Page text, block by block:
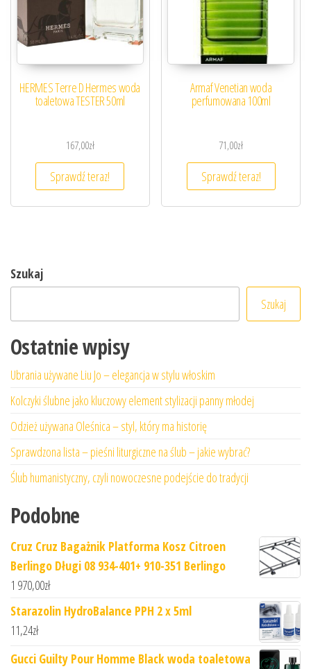
HERMES Terre D Hermes woda
toaletowa TESTER 50ml
167,00zł
Sprawdź teraz!
Armaf Venetian woda
perfumowana 100ml
71,00zł
Sprawdź teraz!
Szukaj
Szukaj
Ostatnie wpisy
Ubrania używane Liu Jo – elegancja w stylu włoskim
Kolczyki ślubne jako kluczowy element stylizacji panny młodej
Odzież używana Oleśnica – styl, który ma historię
Sprawdzona lista – pieśni liturgiczne na ślub – jakie wybrać?
Ślub humanistyczny, czyli nowoczesne podejście do tradycji
Podobne
Cruz Cruz Bagażnik Platforma Kosz Citroen
Berlingo Długi 08 934-401+ 910-351 Berlingo
1 970,00zł
Starazolin HydroBalance PPH 2 x 5ml
11,24zł
Gucci Guilty Pour Homme Black woda toaletowa